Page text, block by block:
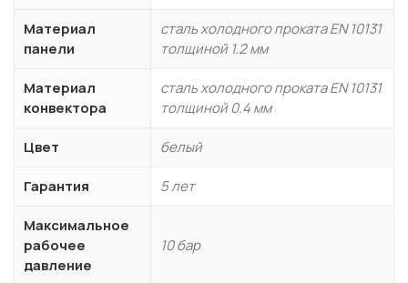
Материал
панели
сталь холодного проката EN 10131
толщиной 1.2 мм
Материал
конвектора
сталь холодного проката EN 10131
толщиной 0.4 мм
Цвет белый
Гарантия 5 лет
Максимальное
рабочее
давление
10 бар